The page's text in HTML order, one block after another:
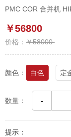
PMC COR 合并机
￥56800
价格： ￥58000
颜色： 白色 定
数量： -
提示：